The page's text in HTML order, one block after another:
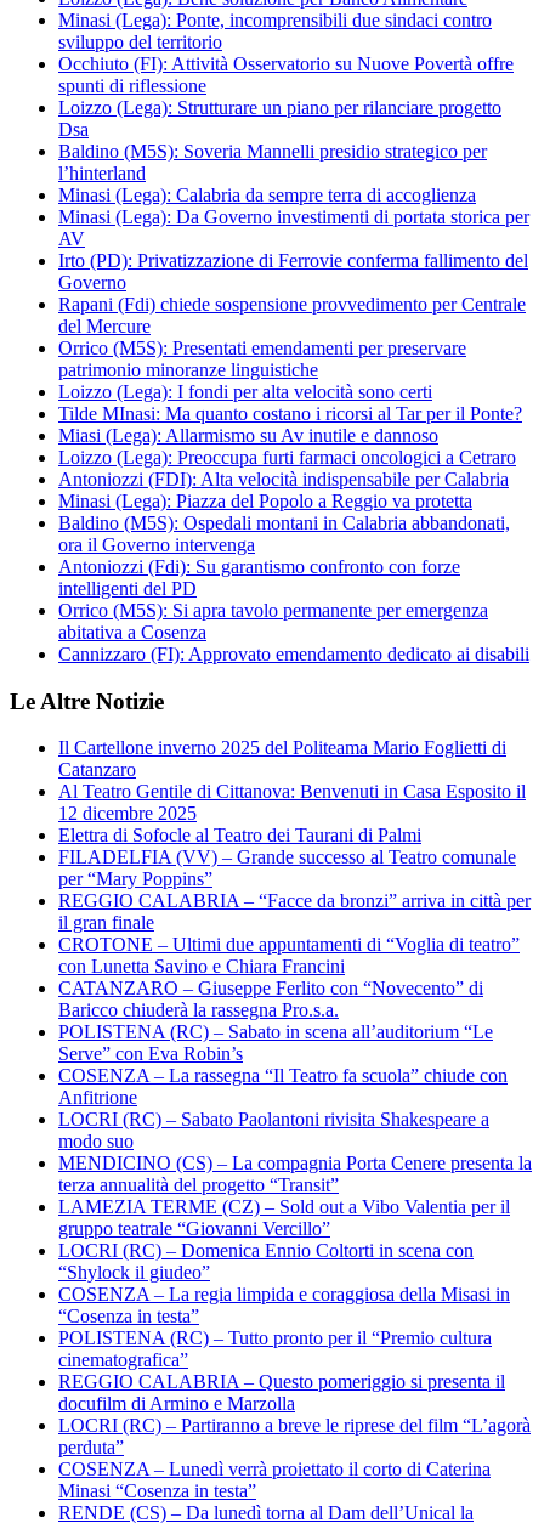
Minasi (Lega): Ponte, incomprensibili due sindaci contro
sviluppo del territorio
Occhiuto (FI): Attività Osservatorio su Nuove Povertà offre
spunti di riflessione
Loizzo (Lega): Strutturare un piano per rilanciare progetto
Dsa
Baldino (M5S): Soveria Mannelli presidio strategico per
l’hinterland
Minasi (Lega): Calabria da sempre terra di accoglienza
Minasi (Lega): Da Governo investimenti di portata storica per
AV
Irto (PD): Privatizzazione di Ferrovie conferma fallimento del
Governo
Rapani (Fdi) chiede sospensione provvedimento per Centrale
del Mercure
Orrico (M5S): Presentati emendamenti per preservare
patrimonio minoranze linguistiche
Loizzo (Lega): I fondi per alta velocità sono certi
Tilde MInasi: Ma quanto costano i ricorsi al Tar per il Ponte?
Miasi (Lega): Allarmismo su Av inutile e dannoso
Loizzo (Lega): Preoccupa furti farmaci oncologici a Cetraro
Antoniozzi (FDI): Alta velocità indispensabile per Calabria
Minasi (Lega): Piazza del Popolo a Reggio va protetta
Baldino (M5S): Ospedali montani in Calabria abbandonati,
ora il Governo intervenga
Antoniozzi (Fdi): Su garantismo confronto con forze
intelligenti del PD
Orrico (M5S): Si apra tavolo permanente per emergenza
abitativa a Cosenza
Cannizzaro (FI): Approvato emendamento dedicato ai disabili
Le Altre Notizie
Il Cartellone inverno 2025 del Politeama Mario Foglietti di
Catanzaro
Al Teatro Gentile di Cittanova: Benvenuti in Casa Esposito il
12 dicembre 2025
Elettra di Sofocle al Teatro dei Taurani di Palmi
FILADELFIA (VV) – Grande successo al Teatro comunale
per “Mary Poppins”
REGGIO CALABRIA – “Facce da bronzi” arriva in città per
il gran finale
CROTONE – Ultimi due appuntamenti di “Voglia di teatro”
con Lunetta Savino e Chiara Francini
CATANZARO – Giuseppe Ferlito con “Novecento” di
Baricco chiuderà la rassegna Pro.s.a.
POLISTENA (RC) – Sabato in scena all’auditorium “Le
Serve” con Eva Robin’s
COSENZA – La rassegna “Il Teatro fa scuola” chiude con
Anfitrione
LOCRI (RC) – Sabato Paolantoni rivisita Shakespeare a
modo suo
MENDICINO (CS) – La compagnia Porta Cenere presenta la
terza annualità del progetto “Transit”
LAMEZIA TERME (CZ) – Sold out a Vibo Valentia per il
gruppo teatrale “Giovanni Vercillo”
LOCRI (RC) – Domenica Ennio Coltorti in scena con
“Shylock il giudeo”
COSENZA – La regia limpida e coraggiosa della Misasi in
“Cosenza in testa”
POLISTENA (RC) – Tutto pronto per il “Premio cultura
cinematografica”
REGGIO CALABRIA – Questo pomeriggio si presenta il
docufilm di Armino e Marzolla
LOCRI (RC) – Partiranno a breve le riprese del film “L’agorà
perduta”
COSENZA – Lunedì verrà proiettato il corto di Caterina
Minasi “Cosenza in testa”
RENDE (CS) – Da lunedì torna al Dam dell’Unical la